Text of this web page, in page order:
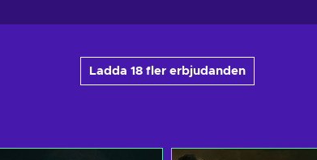
Ladda 18 fler erbjudanden